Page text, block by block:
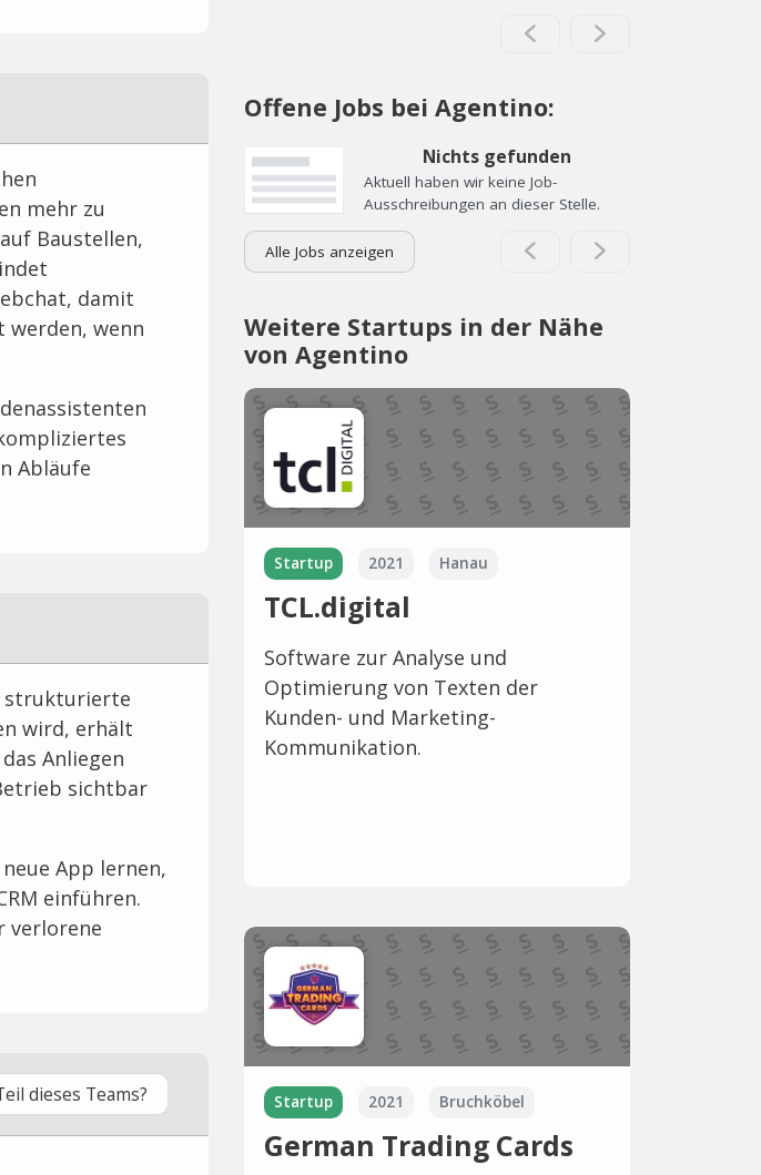
mehr zu
Baustellen,
damit
werden, wenn
Abläufe
strukturierte
wird, erhält
Anliegen
sichtbar
App lernen,
einführen.
verlorene
dieses Teams?
Offene Jobs bei Agentino:
Nichts gefunden
Aktuell haben wir keine Job-
Ausschreibungen an dieser Stelle.
Alle Jobs anzeigen
Weitere Startups in der Nähe
von Agentino
Startup 2021 Hanau
TCL.digital
Software zur Analyse und
Optimierung von Texten der
Kunden- und Marketing-
Kommunikation.
Startup 2021 Bruchköbel
German Trading Cards